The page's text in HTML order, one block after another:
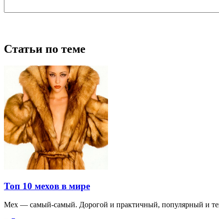
Статьи по теме
Топ 10 мехов в мире
Мех — самый-самый. Дорогой и практичный, популярный и